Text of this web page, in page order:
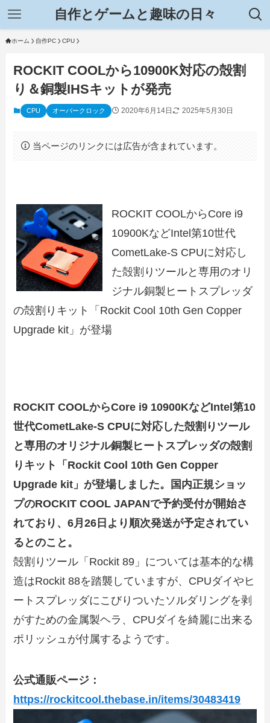
自作とゲームと趣味の日々
ホーム 自作PC CPU
ROCKIT COOLから10900K対応の殻割
り＆銅製IHSキットが発売
CPU オーバークロック 2020年6月14日 2025年5月30日
当ページのリンクには広告が含まれています。
ROCKIT COOLからCore i9
10900KなどIntel第10世代
CometLake-S CPUに対応し
た殻割りツールと専用のオリ
ジナル銅製ヒートスプレッダ
の殻割りキット「Rockit Cool 10th Gen Copper
Upgrade kit」が登場
ROCKIT COOLからCore i9 10900KなどIntel第10
世代CometLake-S CPUに対応した殻割りツール
と専用のオリジナル銅製ヒートスプレッダの殻割
りキット「Rockit Cool 10th Gen Copper
Upgrade kit」が登場しました。国内正規ショッ
プのROCKIT COOL JAPANで予約受付が開始さ
れており、6月26日より順次発送が予定されてい
るとのこと。
殻割りツール「Rockit 89」については基本的な構
造はRockit 88を踏襲していますが、CPUダイやヒ
ートスプレッダにこびりついたソルダリングを剥
がすための金属製ヘラ、CPUダイを綺麗に出来る
ポリッシュが付属するようです。
公式通販ページ：
https://rockitcool.thebase.in/items/30483419